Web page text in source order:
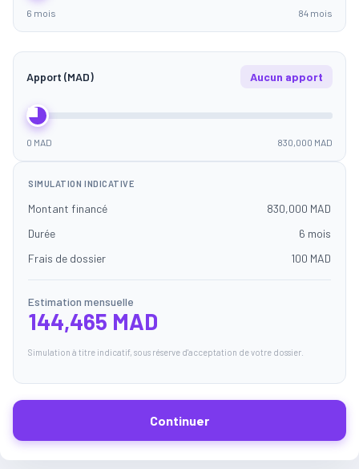
6 mois 84 mois
Apport (MAD) Aucun apport
0 MAD 830,000 MAD
SIMULATION INDICATIVE
Montant financé
830,000 MAD
Durée
6 mois
Frais de dossier
100 MAD
Estimation mensuelle
144,465 MAD
Simulation à titre indicatif, sous réserve d'acceptation de votre dossier.
Continuer